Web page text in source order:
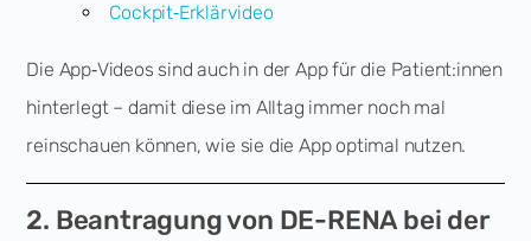
Cockpit‑Erklärvideo
Die App‑Videos sind auch in der App für die Patient:innen
hinterlegt – damit diese im Alltag immer noch mal
reinschauen können, wie sie die App optimal nutzen.
2. Beantragung von DE-RENA bei der